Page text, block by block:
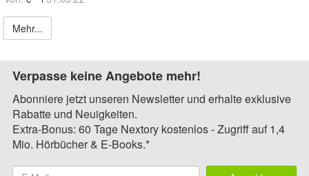
Mehr...
Verpasse keine Angebote mehr!
Abonniere jetzt unseren Newsletter und erhalte exklusive
Rabatte und Neuigkeiten.
Extra-Bonus: 60 Tage Nextory kostenlos - Zugriff auf 1,4
Mio. Hörbücher & E-Books.*